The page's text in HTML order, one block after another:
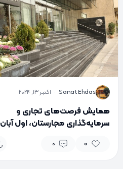
S
Sanat Ehdas
· اکتبر 13, 2024
همایش فرصت‌های تجاری و
سرمایه‌گذاری مجارستان، اول آبان
0
0